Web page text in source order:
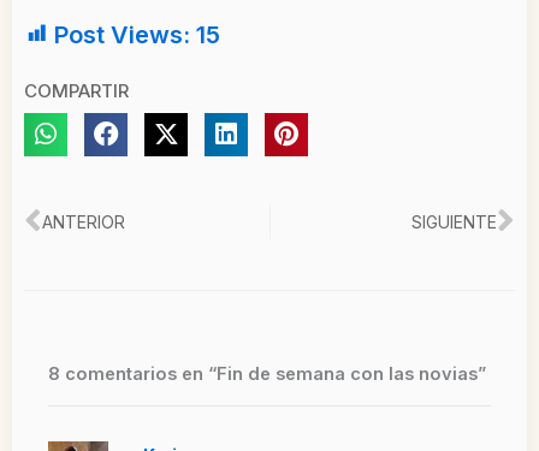
Post Views: 15
COMPARTIR
Ant
ANTERIOR SIGUIENTE
8 comentarios en “Fin de semana con las novias”